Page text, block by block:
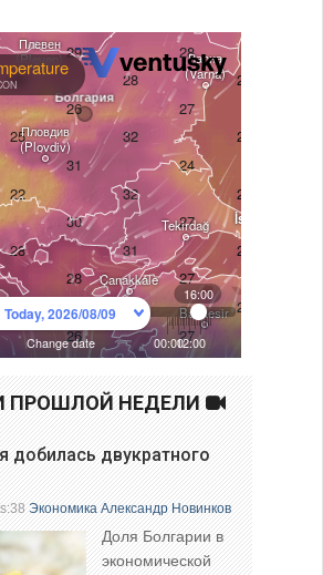
ПРОШЛОЙ НЕДЕЛИ
добилась двукратного
Экономика Александр Новинков
Доля Болгарии в
экономической